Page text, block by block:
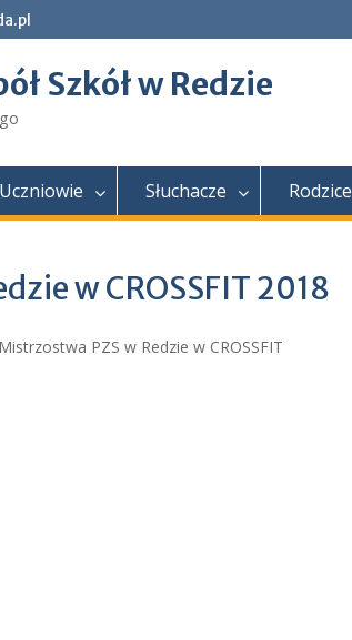
Szkół w Redzie
Uczniowie Słuchacze Rodzice
w CROSSFIT 2018
PZS w Redzie w CROSSFIT